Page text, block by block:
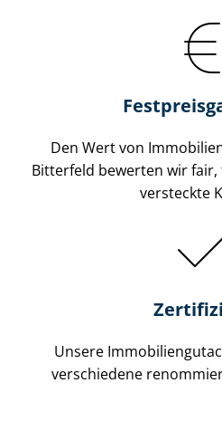
Den Wert von
Bitterfeld bewerten wir
versteckte
Unsere
verschiedene